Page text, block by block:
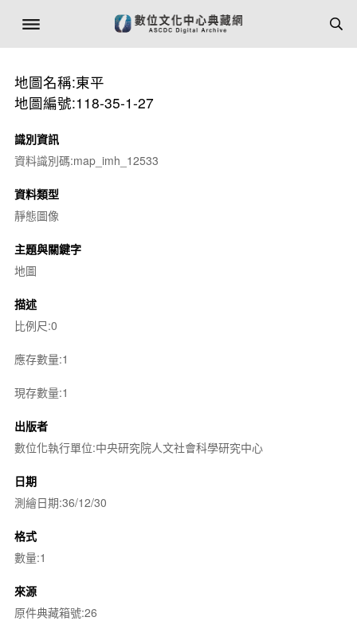
地圖名稱:東平
地圖編號:118-35-1-27
識別資訊
資料識別碼:map_imh_12533
資料類型
靜態圖像
主題與關鍵字
地圖
描述
比例尺:0
應存數量:1
現存數量:1
出版者
數位化執行單位:中央研究院人文社會科學研究中心
日期
測繪日期:36/12/30
格式
數量:1
來源
原件典藏箱號:26